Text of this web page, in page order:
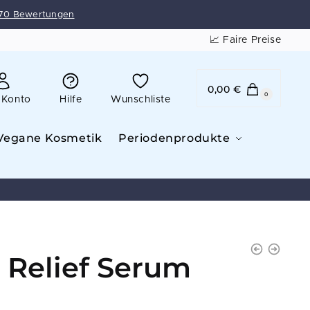
Bewertungen
📈 Faire Preise
Konto Hilfe Wunschliste
0,00€ 0
Kosmetik Periodenprodukte
Relief Serum